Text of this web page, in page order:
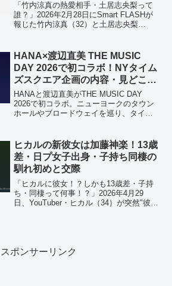
「竹内涼真の熱愛相手・土居志央梨って
誰？」2026年2月28日にSmart FLASHが
報じた竹内涼真（32）と土居志央梨
ています。虎に翼で山田よね役を演じて
ブレイク...
HANA×渡辺直美 THE MUSIC
DAY 2026で初コラボ！NYタイム
ズスクエア企画の内容・見どころ
を解説
HANAと渡辺直美がTHE MUSIC DAY
2026で初コラボ。ニューヨークのタウン
ホールやブロードウェイを巡り、タイム
内容と見どころを解説します。
ヒカルの新彼女は加藤神楽！13歳
差・日プ女子出身・子持ち同棲の
馴れ初めと交際
「ヒカルに彼女！？しかも13歳差・子持
ち・同棲って何事！？」2026年4月29
日、YouTuber・ヒカル（34）が突然"彼
スポンサーリンク